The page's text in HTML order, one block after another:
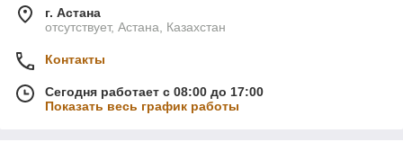
г. Астана
отсутствует, Астана, Казахстан
Контакты
Сегодня работает с 08:00 до 17:00
Показать весь график работы